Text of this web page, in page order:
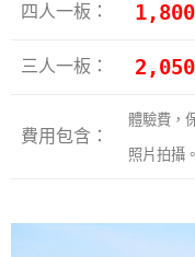
四人一板：
三人一板：
費用包含：
體驗費，
照片拍攝。